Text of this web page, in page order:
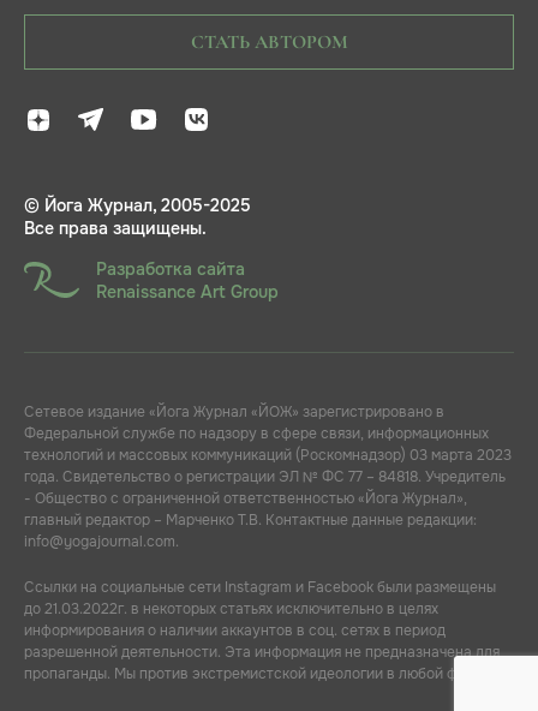
СТАТЬ АВТОРОМ
© Йога Журнал, 2005-2025
Все права защищены.
Разработка сайта
Renaissance Art Group
Сетевое издание «Йога Журнал «ЙОЖ» зарегистрировано в
Федеральной службе по надзору в сфере связи, информационных
технологий и массовых коммуникаций (Роскомнадзор) 03 марта 2023
года. Свидетельство о регистрации ЭЛ № ФС 77 – 84818. Учредитель
- Общество с ограниченной ответственностью «Йога Журнал»,
главный редактор – Марченко Т.В. Контактные данные редакции:
info@yogajournal.com.
Ссылки на социальные сети Instagram и Facebook были размещены
до 21.03.2022г. в некоторых статьях исключительно в целях
информирования о наличии аккаунтов в соц. сетях в период
разрешенной деятельности. Эта информация не предназначена для
пропаганды. Мы против экстремистской идеологии в любой форме.